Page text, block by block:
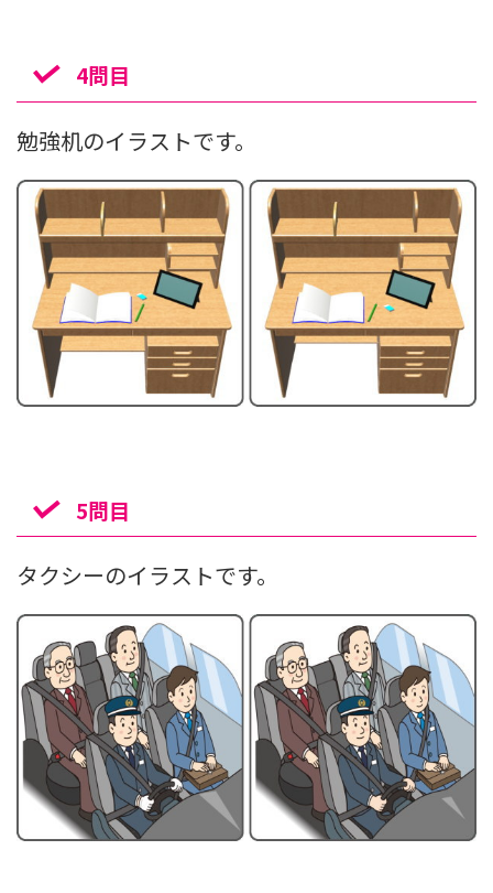
4問目
勉強机のイラストです。
5問目
タクシーのイラストです。